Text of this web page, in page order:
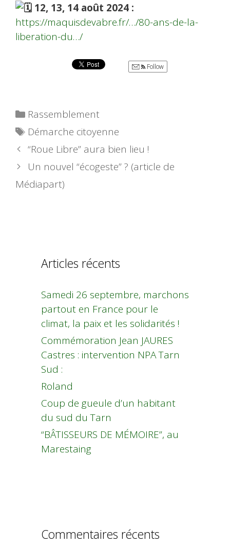
12, 13, 14 août 2024 :
https://maquisdevabre.fr/…/80-ans-de-la-
liberation-du…/
Follow
Catégories
Rassemblement
Étiquettes
Démarche citoyenne
“Roue Libre” aura bien lieu !
Un nouvel “écogeste” ? (article de
Médiapart)
Articles récents
Samedi 26 septembre, marchons
partout en France pour le
climat, la paix et les solidarités !
Commémoration Jean JAURES
Castres : intervention NPA Tarn
Sud :
Roland
Coup de gueule d’un habitant
du sud du Tarn
“BÂTISSEURS DE MÉMOIRE”, au
Marestaing
Commentaires récents